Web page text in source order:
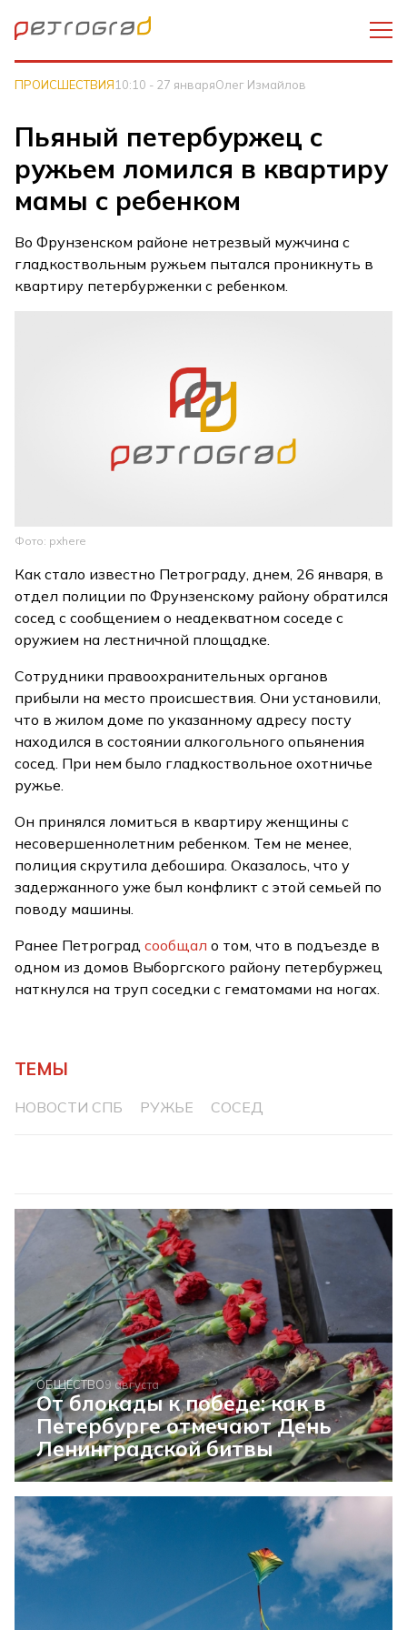
ПРОИСШЕСТВИЯ10:10 - 27 январяОлег Измайлов
Пьяный петербуржец с
ружьем ломился в квартиру
мамы с ребенком
Во Фрунзенском районе нетрезвый мужчина с
гладкоствольным ружьем пытался проникнуть в
квартиру петербурженки с ребенком.
Фото: pxhere
Как стало известно Петрограду, днем, 26 января, в
отдел полиции по Фрунзенскому району обратился
сосед с сообщением о неадекватном соседе с
оружием на лестничной площадке.
Сотрудники правоохранительных органов
прибыли на место происшествия. Они установили,
что в жилом доме по указанному адресу посту
находился в состоянии алкогольного опьянения
сосед. При нем было гладкоствольное охотничье
ружье.
Он принялся ломиться в квартиру женщины с
несовершеннолетним ребенком. Тем не менее,
полиция скрутила дебошира. Оказалось, что у
задержанного уже был конфликт с этой семьей по
поводу машины.
Ранее Петроградсообщал о том, что в подъезде в
одном из домов Выборгского району петербуржец
наткнулся на труп соседки с гематомами на ногах.
ТЕМЫ
НОВОСТИ СПБ РУЖЬЕ СОСЕД
ОБЩЕСТВО9 августа
От блокады к победе: как в
Петербурге отмечают День
Ленинградской битвы